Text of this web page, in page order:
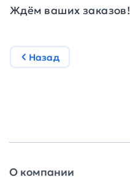
Ждём ваших заказов!
Назад
О компании